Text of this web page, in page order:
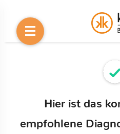
Hier ist das
empfohlene